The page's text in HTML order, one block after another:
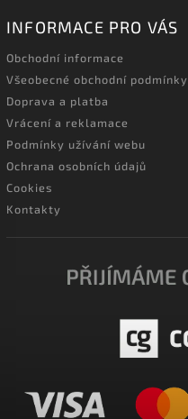
INFORMACE PRO VÁS
Obchodní informace
Všeobecné obchodní podmínky
Doprava a platba
Vrácení a reklamace
Podmínky užívání webu
Ochrana osobních údajů
Cookies
Kontakty